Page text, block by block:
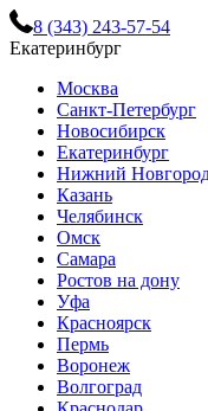
8 (343) 243-57-54
Екатеринбург
Москва
Санкт-Петербург
Новосибирск
Екатеринбург
Нижний
Казань
Челябинск
Омск
Самара
Ростов на дону
Уфа
Красноярск
Пермь
Воронеж
Волгоград